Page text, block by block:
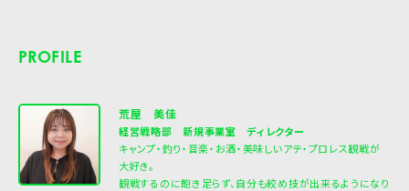
PROFILE
荒屋 美佳
経営戦略部 新規事業室 ディレクター
キャンプ・釣り・音楽・お酒・美味しいアテ・プロレス観戦が
大好き。
観戦するのに飽き足らず、自分も絞め技が出来るようになり